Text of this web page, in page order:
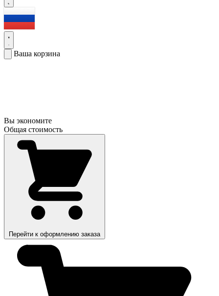
Ваша корзина
Вы экономите
Общая стоимость
Перейти к оформлению заказа